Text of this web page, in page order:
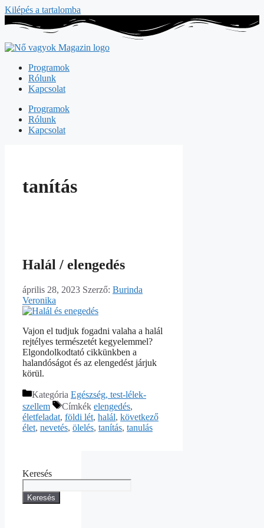
Kilépés a tartalomba
Programok
Rólunk
Kapcsolat
Programok
Rólunk
Kapcsolat
tanítás
Halál / elengedés
április 28, 2023 Szerző: Burinda
Veronika
Vajon el tudjuk fogadni valaha a halál
rejtélyes természetét kegyelemmel?
Elgondolkodtató cikkünkben a
halandóságot és az elengedést járjuk
körül.
Kategória Egészség, test-lélek-
szellem
Címkék elengedés,
életfeladat, földi lét, halál, következő
élet, nevetés, ölelés, tanítás, tanulás
Keresés
Keresés